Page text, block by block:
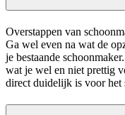
Overstappen van
Ga wel even na wat de
je bestaande
wat je wel en niet prettig
direct duidelijk is voor